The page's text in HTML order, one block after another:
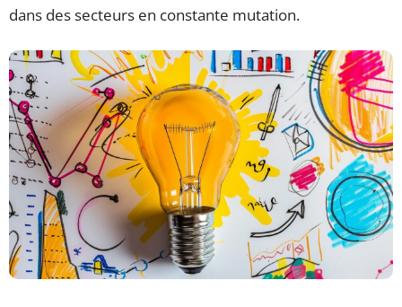
dans des secteurs en constante mutation.